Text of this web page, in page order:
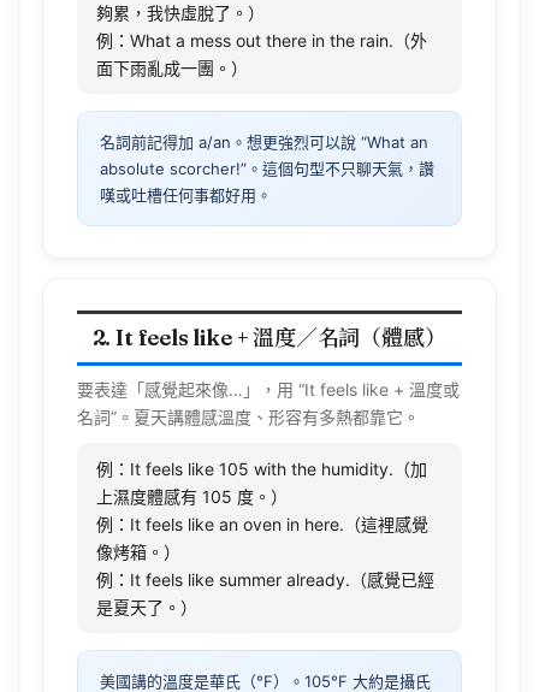
夠累，我快虛脫了。）
例：What a mess out there in the rain.（外
面下雨亂成一團。）
名詞前記得加 a/an。想更強烈可以說 “What an
absolute scorcher!”。這個句型不只聊天氣，讚
嘆或吐槽任何事都好用。
2. It feels like + 溫度／名詞（體感）
要表達「感覺起來像…」，用 “It feels like + 溫度或
名詞”。夏天講體感溫度、形容有多熱都靠它。
例：It feels like 105 with the humidity.（加
上濕度體感有 105 度。）
例：It feels like an oven in here.（這裡感覺
像烤箱。）
例：It feels like summer already.（感覺已經
是夏天了。）
美國講的溫度是華氏（°F）。105°F 大約是攝氏